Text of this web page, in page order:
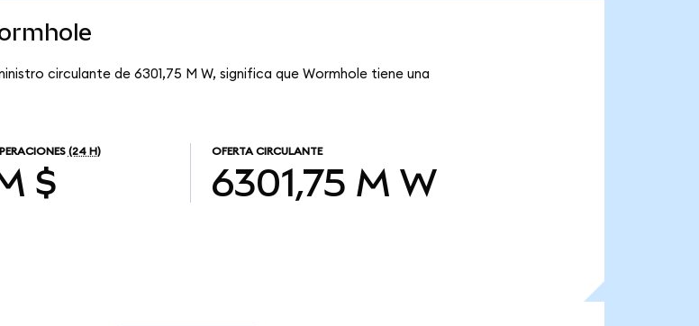
circulante de 6301,75 M W, significa que Wormhole tiene una
(24 H)
$
OFERTA CIRCULANTE
6301,75 M W